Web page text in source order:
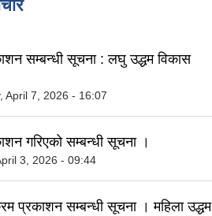
सम्बन्धी सूचना : लघु उद्धम विकास
April 7, 2026 - 16:07
गरिएको सम्बन्धी सूचना ।
3, 2026 - 09:44
प्रकाशन सम्बन्धी सूचना । महिला उद्धम